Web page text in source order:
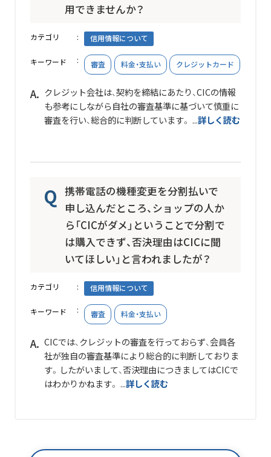
用できませんか？
カテゴリ 信用情報について
キーワード 審査 料金・支払い クレジットカード
クレジット会社は、契約を締結にあたり、CICの情報
も参考にしながら自社の審査基準に基づいて慎重に
審査を行い、総合的に判断しています。 ...詳しく読む
携帯電話の機種変更を分割払いで
申し込んだところ、ショップの人か
ら「CICがダメ」ということで分割で
は購入できず、否決理由はCICに聞
いてほしい」と言われましたが？
カテゴリ 信用情報について
キーワード 審査 料金・支払い
CICでは、クレジットの審査を行っておらず、会員各
社が独自の審査基準により総合的に判断しておりま
す。したがいまして、否決理由につきましてはCICで
はわかりかねます。 ...詳しく読む